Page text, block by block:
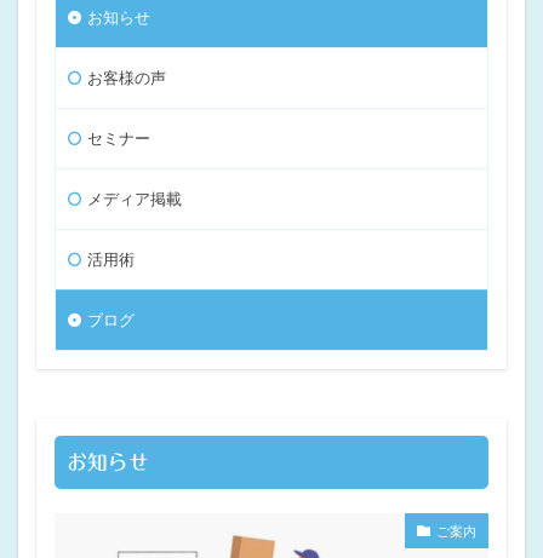
お知らせ
お客様の声
セミナー
メディア掲載
活用術
ブログ
お知らせ
ご案内